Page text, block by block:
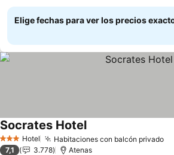
Elige fechas para ver los precios
3 Estrellas
Hotel Habitaciones con balcón privado
Socrates HotelVer precios
7,1 3.778 Atenas